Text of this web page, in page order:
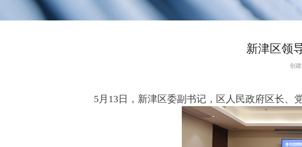
新津区领
5月13日，新津区委副书记，区人民政府区长、
创建